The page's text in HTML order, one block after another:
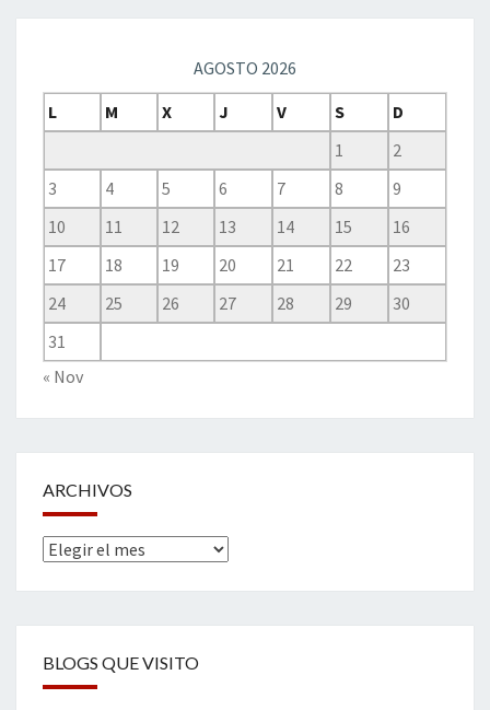
AGOSTO 2026
L
M X J V S
D
1
2
3
4 5 6 7 8
9
10
11 12 13 14 15
16
17
18 19 20 21 22
23
24
25 26 27 28 29
30
31
« Nov
ARCHIVOS
Archivos
BLOGS QUE VISITO